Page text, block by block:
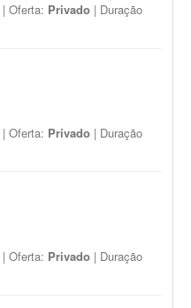
| Oferta: Privado | Duração
| Oferta: Privado | Duração
| Oferta: Privado | Duração